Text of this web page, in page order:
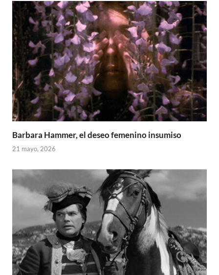
Barbara Hammer, el deseo femenino insumiso
21 mayo, 2026